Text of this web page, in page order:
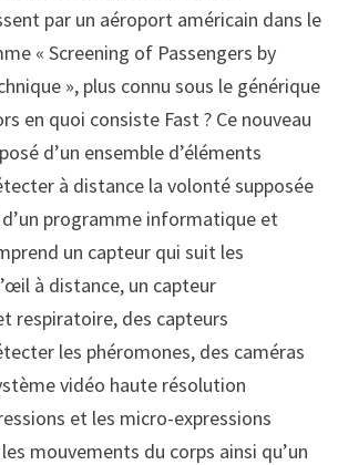
par un aéroport américain dans le
« Screening of Passengers by
», plus connu sous le générique
en quoi consiste Fast ? Ce nouveau
d’un ensemble d’éléments
à distance la volonté supposée
programme informatique et
un capteur qui suit les
à distance, un capteur
respiratoire, des capteurs
les phéromones, des caméras
vidéo haute résolution
et les micro-expressions
mouvements du corps ainsi qu’un